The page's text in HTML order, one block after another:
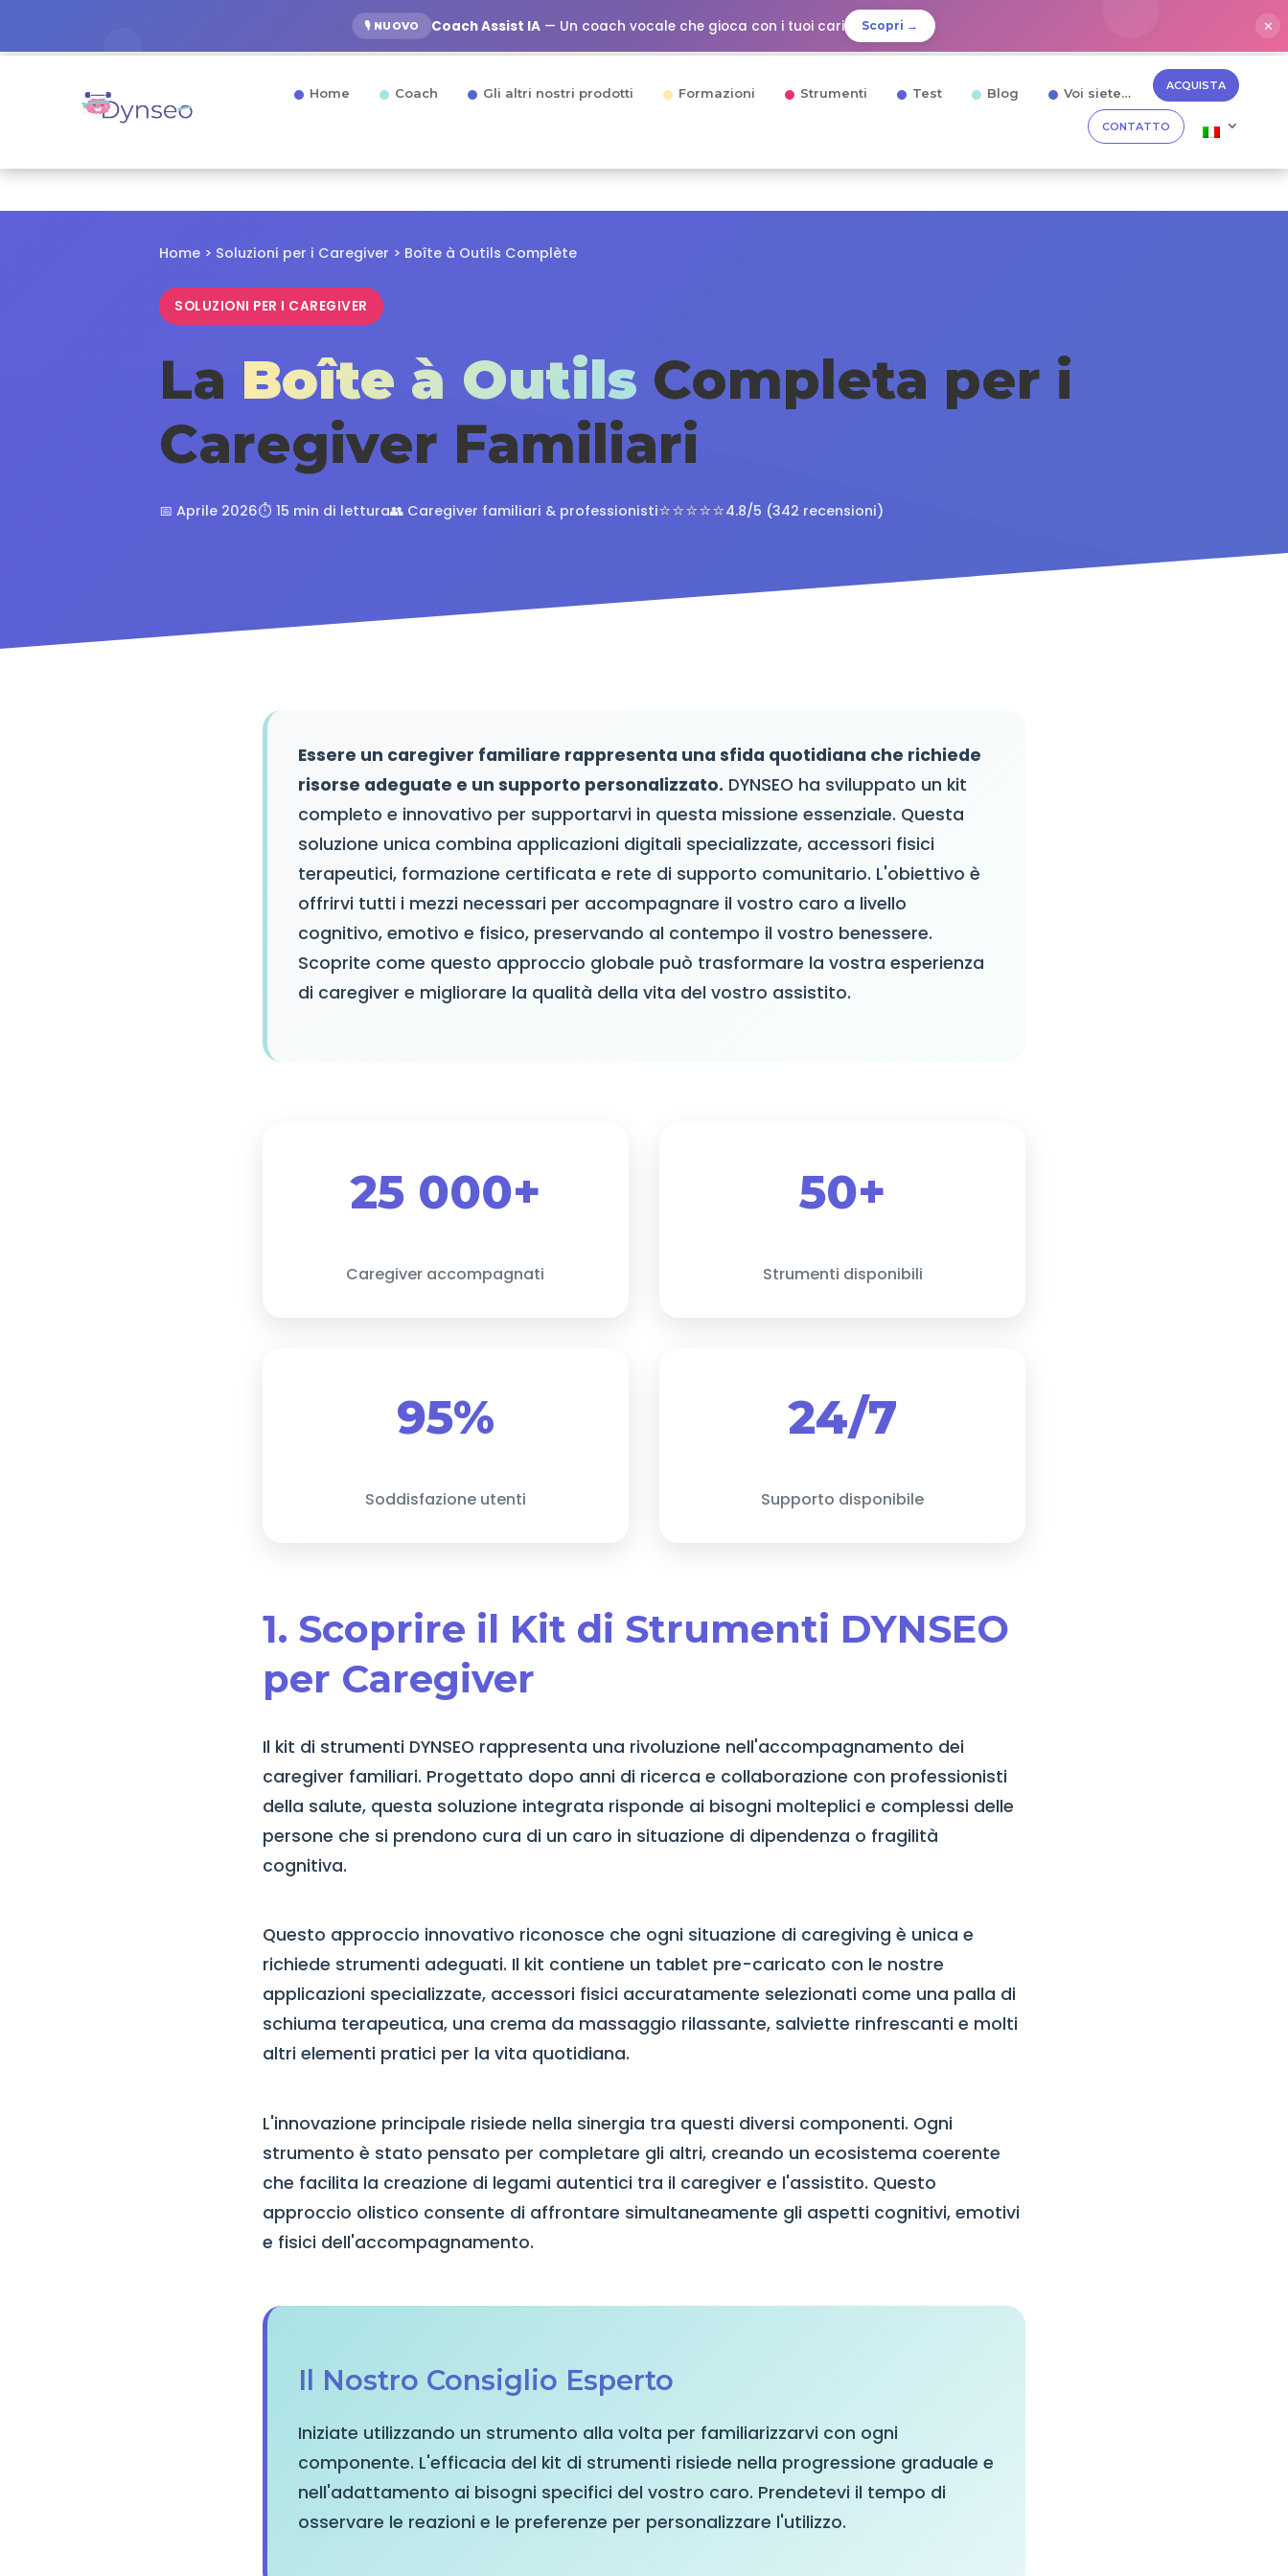
🎙️ NUOVO Coach Assist IA— Un coach vocale che gioca con i tuoi cari Scopri → ✕
Home Coach Gli altri nostri prodotti Formazioni Strumenti Test Blog Voi siete… ACQUISTA
CONTATTO
Home > Soluzioni per i Caregiver > Boîte à Outils Complète
SOLUZIONI PER I CAREGIVER
La Boîte à Outils Completa per i
Caregiver Familiari
📅 Aprile 2026⏱️ 15 min di lettura👥 Caregiver familiari & professionisti⭐⭐⭐⭐⭐4.8/5 (342 recensioni)
Essere un caregiver familiare rappresenta una sfida quotidiana che richiede
risorse adeguate e un supporto personalizzato. DYNSEO ha sviluppato un kit
completo e innovativo per supportarvi in questa missione essenziale. Questa
soluzione unica combina applicazioni digitali specializzate, accessori fisici
terapeutici, formazione certificata e rete di supporto comunitario. L'obiettivo è
offrirvi tutti i mezzi necessari per accompagnare il vostro caro a livello
cognitivo, emotivo e fisico, preservando al contempo il vostro benessere.
Scoprite come questo approccio globale può trasformare la vostra esperienza
di caregiver e migliorare la qualità della vita del vostro assistito.
25 000+
Caregiver accompagnati
50+
Strumenti disponibili
95%
Soddisfazione utenti
24/7
Supporto disponibile
1. Scoprire il Kit di Strumenti DYNSEO
per Caregiver
Il kit di strumenti DYNSEO rappresenta una rivoluzione nell'accompagnamento dei
caregiver familiari. Progettato dopo anni di ricerca e collaborazione con professionisti
della salute, questa soluzione integrata risponde ai bisogni molteplici e complessi delle
persone che si prendono cura di un caro in situazione di dipendenza o fragilità
cognitiva.
Questo approccio innovativo riconosce che ogni situazione di caregiving è unica e
richiede strumenti adeguati. Il kit contiene un tablet pre-caricato con le nostre
applicazioni specializzate, accessori fisici accuratamente selezionati come una palla di
schiuma terapeutica, una crema da massaggio rilassante, salviette rinfrescanti e molti
altri elementi pratici per la vita quotidiana.
L'innovazione principale risiede nella sinergia tra questi diversi componenti. Ogni
strumento è stato pensato per completare gli altri, creando un ecosistema coerente
che facilita la creazione di legami autentici tra il caregiver e l'assistito. Questo
approccio olistico consente di affrontare simultaneamente gli aspetti cognitivi, emotivi
e fisici dell'accompagnamento.
Il Nostro Consiglio Esperto
Iniziate utilizzando un strumento alla volta per familiarizzarvi con ogni
componente. L'efficacia del kit di strumenti risiede nella progressione graduale e
nell'adattamento ai bisogni specifici del vostro caro. Prendetevi il tempo di
osservare le reazioni e le preferenze per personalizzare l'utilizzo.